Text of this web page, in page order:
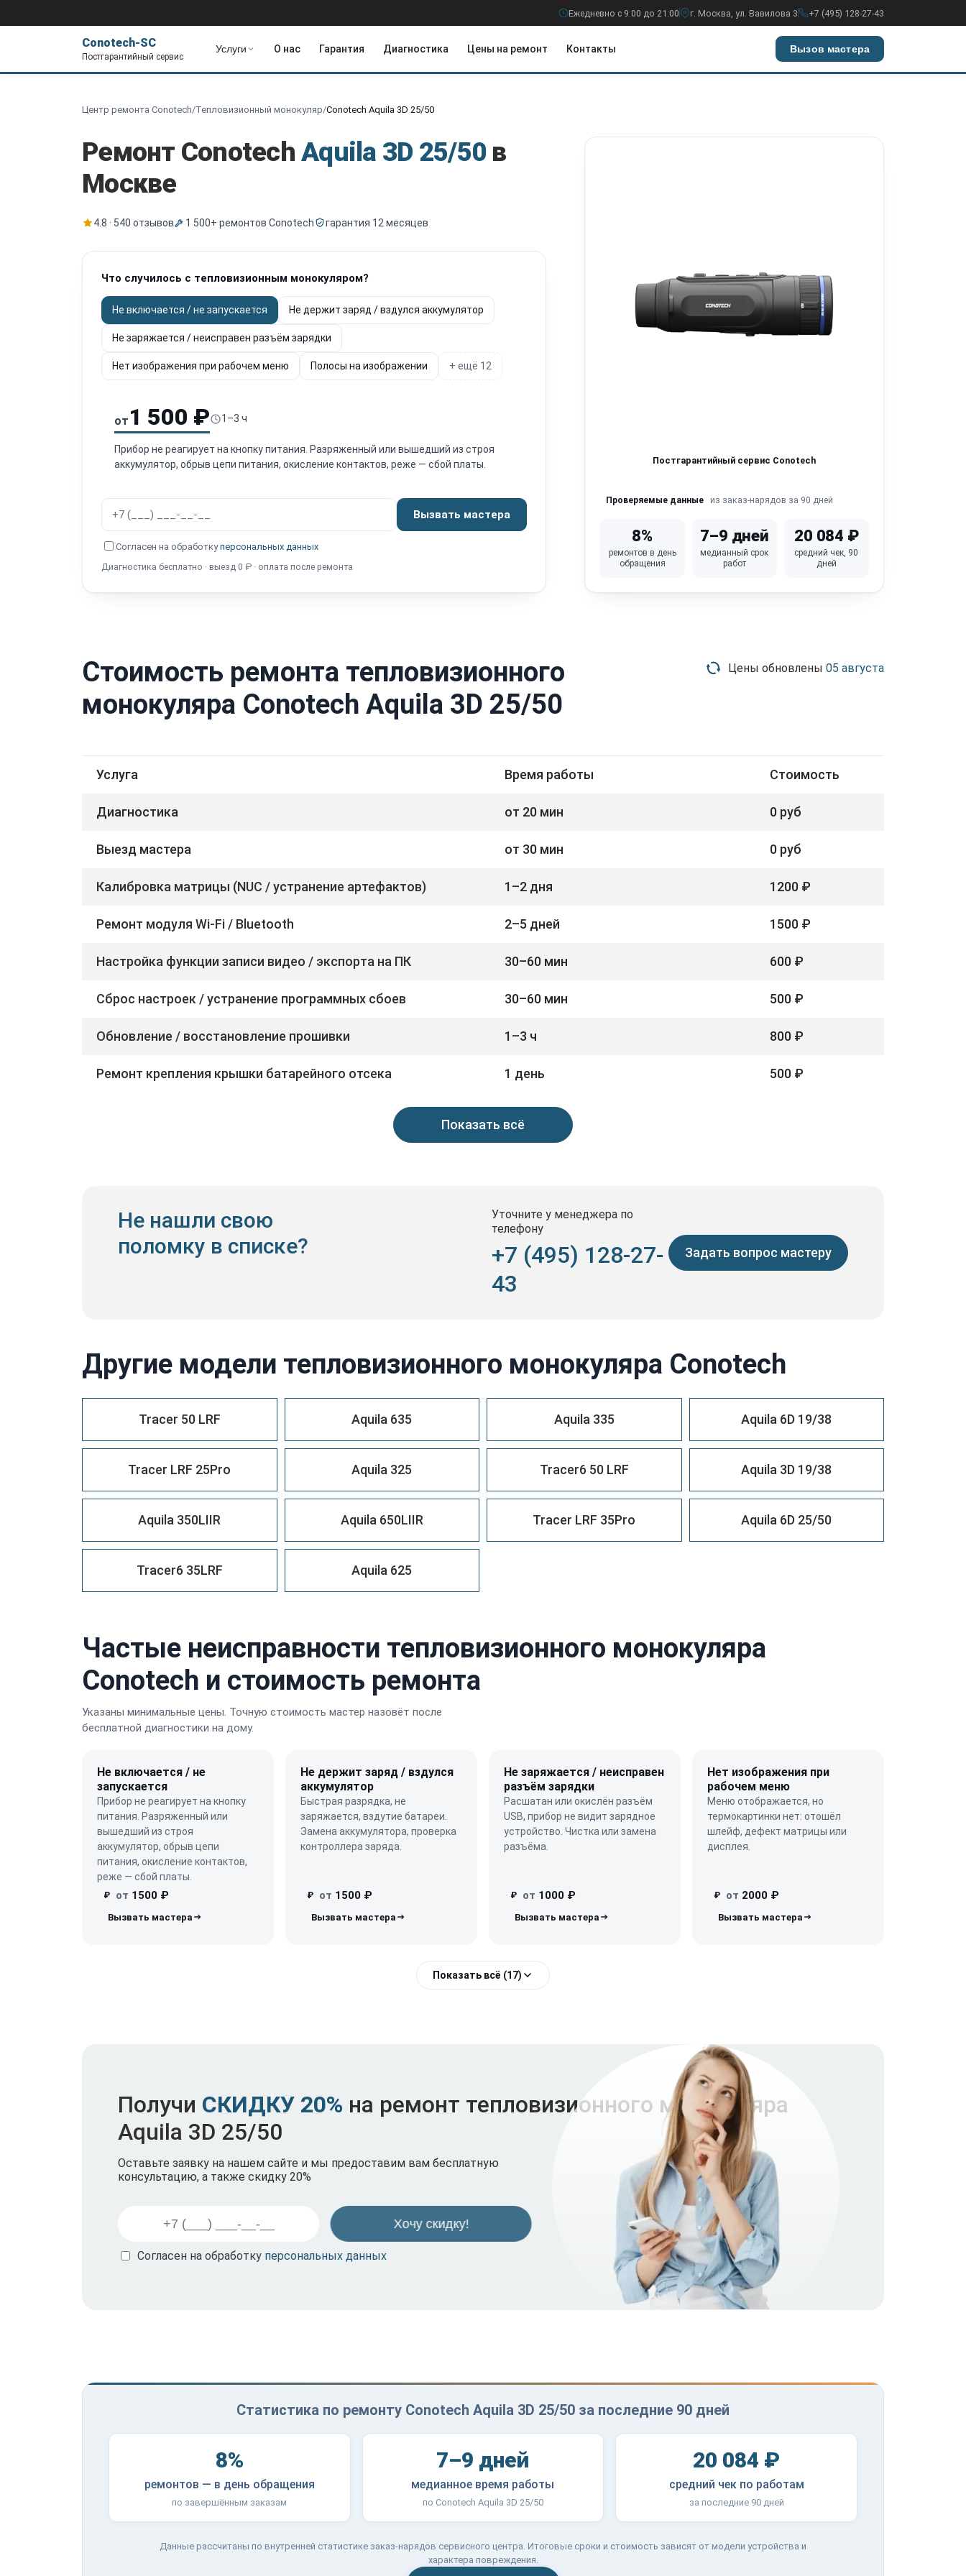
Ежедневно с 9:00 до 21:00 г. Москва, ул. Вавилова 3 +7 (495) 128-27-43
Conotech-SC
Постгарантийный сервис
Услуги О нас Гарантия Диагностика Цены на ремонт Контакты Вызов мастера
Центр ремонта Conotech/Тепловизионный монокуляр/Conotech Aquila 3D 25/50
Ремонт ConotechAquila 3D 25/50 в
Москве
4.8 · 540 отзывов 1 500+ ремонтов Conotech гарантия 12 месяцев
Что случилось с тепловизионным монокуляром?
Не включается / не запускается Не держит заряд / вздулся аккумулятор
Не заряжается / неисправен разъём зарядки
Нет изображения при рабочем меню Полосы на изображении + ещё 12
от 1 500 ₽ 1–3 ч
Прибор не реагирует на кнопку питания. Разряженный или вышедший из строя
аккумулятор, обрыв цепи питания, окисление контактов, реже — сбой платы.
Вызвать мастера
Согласен на обработкуперсональных данных
Диагностика бесплатно · выезд 0 ₽ · оплата после ремонта
Постгарантийный сервис Conotech
Проверяемые данные из заказ-нарядов за 90 дней
8%
ремонтов в день
обращения
7–9 дней
медианный срок
работ
20 084 ₽
средний чек, 90
дней
Стоимость ремонта тепловизионного
монокуляра Conotech Aquila 3D 25/50
Цены обновлены 05 августа
Услуга Время работы Стоимость
Диагностика от 20 мин 0 руб
Выезд мастера от 30 мин 0 руб
Калибровка матрицы (NUC / устранение артефактов) 1–2 дня 1200 ₽
Ремонт модуля Wi-Fi / Bluetooth 2–5 дней 1500 ₽
Настройка функции записи видео / экспорта на ПК 30–60 мин 600 ₽
Сброс настроек / устранение программных сбоев 30–60 мин 500 ₽
Обновление / восстановление прошивки 1–3 ч 800 ₽
Ремонт крепления крышки батарейного отсека 1 день 500 ₽
Показать всё
Не нашли свою
поломку в списке?
Уточните у менеджера по
телефону
+7 (495) 128-27-
43
Задать вопрос мастеру
Другие модели тепловизионного монокуляра Conotech
Tracer 50 LRF Aquila 635 Aquila 335 Aquila 6D 19/38
Tracer LRF 25Pro Aquila 325 Tracer6 50 LRF Aquila 3D 19/38
Aquila 350LIIR Aquila 650LIIR Tracer LRF 35Pro Aquila 6D 25/50
Tracer6 35LRF Aquila 625
Частые неисправности тепловизионного монокуляра
Conotech и стоимость ремонта
Указаны минимальные цены. Точную стоимость мастер назовёт после
бесплатной диагностики на дому.
Не включается / не
запускается
Прибор не реагирует на кнопку
питания. Разряженный или
вышедший из строя
аккумулятор, обрыв цепи
питания, окисление контактов,
реже — сбой платы.
₽ от 1500 ₽
Не держит заряд / вздулся
аккумулятор
Быстрая разрядка, не
заряжается, вздутие батареи.
Замена аккумулятора, проверка
контроллера заряда.
₽ от 1500 ₽
Не заряжается / неисправен
разъём зарядки
Расшатан или окислён разъём
USB, прибор не видит зарядное
устройство. Чистка или замена
разъёма.
₽ от 1000 ₽
Нет изображения при
рабочем меню
Меню отображается, но
термокартинки нет: отошёл
шлейф, дефект матрицы или
дисплея.
₽ от 2000 ₽
Показать всё (17)
Получи СКИДКУ 20% на ремонт тепловизионного монокуляра
Aquila 3D 25/50
Оставьте заявку на нашем сайте и мы предоставим вам бесплатную
консультацию, а также скидку 20%
Согласен на обработку персональных данных
Статистика по ремонту Conotech Aquila 3D 25/50 за последние 90 дней
8%
ремонтов — в день обращения
по завершённым заказам
7–9 дней
медианное время работы
по Conotech Aquila 3D 25/50
20 084 ₽
средний чек по работам
за последние 90 дней
Данные рассчитаны по внутренней статистике заказ-нарядов сервисного центра. Итоговые сроки и стоимость зависят от модели устройства и
характера повреждения.